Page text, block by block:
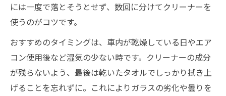
には一度で落とそうとせず、数回に分けてクリーナーを
使うのがコツです。
おすすめのタイミングは、車内が乾燥している日やエア
コン使用後など湿気の少ない時です。クリーナーの成分
が残らないよう、最後は乾いたタオルでしっかり拭き上
げることを忘れずに。これによりガラスの劣化や曇りを